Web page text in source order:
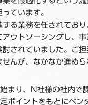
ています。
る業務を任されてお
ウトソーシングし、
されていました。ご
んが、なかなか進め
まり、N社様の社内
ポイントをもとにベ